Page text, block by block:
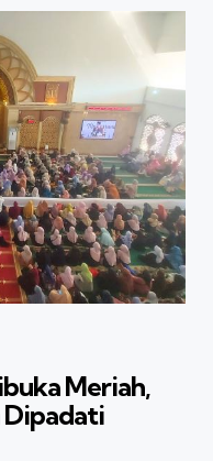
Meriah,
Dipadati